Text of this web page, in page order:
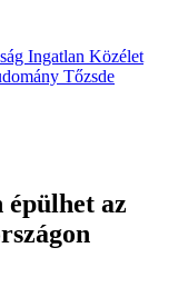
Ingatlan Közélet
Tőzsde
az